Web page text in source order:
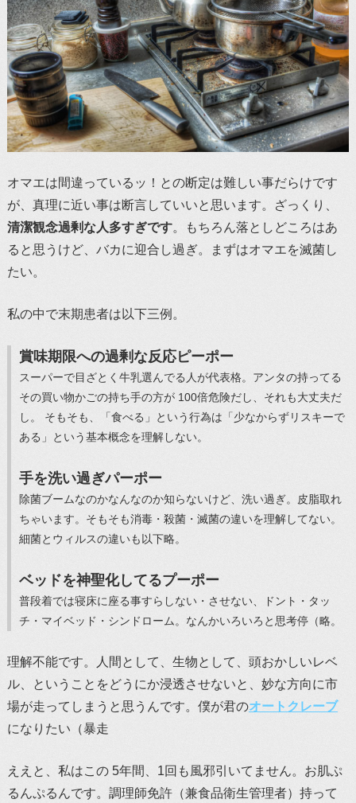
オマエは間違っているッ！との断定は難しい事だらけです
が、真理に近い事は断言していいと思います。ざっくり、
清潔観念過剰な人多すぎです。もちろん落としどころはあ
ると思うけど、バカに迎合し過ぎ。まずはオマエを滅菌し
たい。
私の中で末期患者は以下三例。
賞味期限への過剰な反応ピーポー
スーパーで目ざとく牛乳選んでる人が代表格。アンタの持ってる
その買い物かごの持ち手の方が 100倍危険だし、それも大丈夫だ
し。 そもそも、「食べる」という行為は「少なからずリスキーで
ある」という基本概念を理解しない。
手を洗い過ぎパーポー
除菌ブームなのかなんなのか知らないけど、洗い過ぎ。皮脂取れ
ちゃいます。そもそも消毒・殺菌・滅菌の違いを理解してない。
細菌とウィルスの違いも以下略。
ベッドを神聖化してるプーポー
普段着では寝床に座る事すらしない・させない、ドント・タッ
チ・マイベッド・シンドローム。なんかいろいろと思考停（略。
理解不能です。人間として、生物として、頭おかしいレベ
ル、ということをどうにか浸透させないと、妙な方向に市
場が走ってしまうと思うんです。僕が君のオートクレーブ
になりたい（暴走
ええと、私はこの 5年間、1回も風邪引いてません。お肌ぷ
るんぷるんです。調理師免許（兼食品衛生管理者）持って